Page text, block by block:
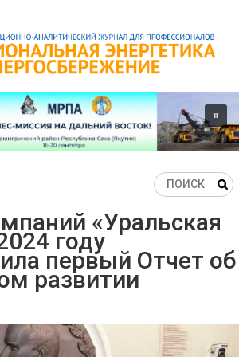
«Уральская
году
первый Отчет об
развитии